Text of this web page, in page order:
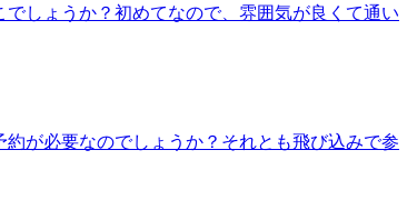
しょうか？初めてなので、雰囲気が良くて通い
が必要なのでしょうか？それとも飛び込みで参